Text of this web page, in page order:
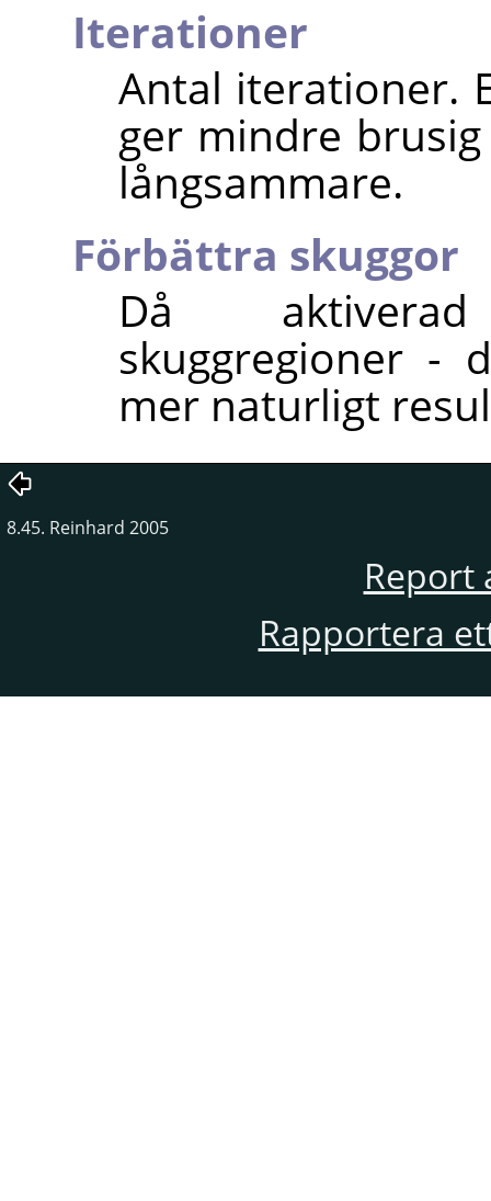
Iterationer
Antal iterationer.
ger mindre
långsammare.
Förbättra skuggor
Då
skuggregioner -
mer naturligt
8.45. Reinhard 2005
Report
Rapportera